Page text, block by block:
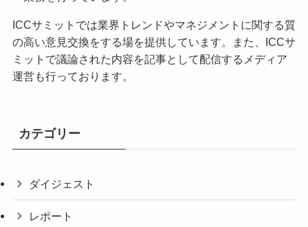
ICCサミットでは業界トレンドやマネジメントに関する質
の高い意見交換をする場を提供しています。また、ICCサ
ミットで議論された内容を記事として配信するメディア
運営も行っております。
カテゴリー
ダイジェスト
レポート